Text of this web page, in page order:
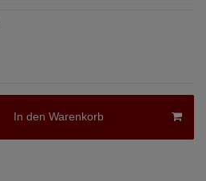
In den Warenkorb